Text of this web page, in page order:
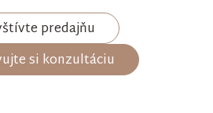
predajňu
si konzultáciu